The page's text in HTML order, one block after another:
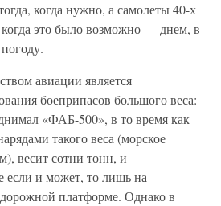
когда нужно, а самолеты 40-х
это было возможно — днем, в
авиации является
боеприпасов большого веса:
«ФАБ-500», в то время как
такого веса (морское
весит сотни тонн, и
если и может, то лишь на
платформе. Однако в